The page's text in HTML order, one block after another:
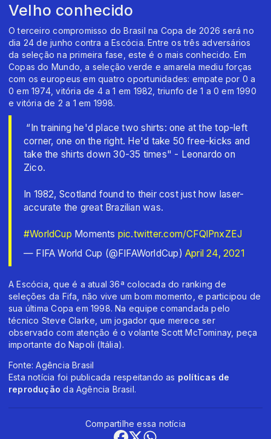
Velho conhecido
O terceiro compromisso do Brasil na Copa de 2026 será no
dia 24 de junho contra a Escócia. Entre os três adversários
da seleção na primeira fase, este é o mais conhecido. Em
Copas do Mundo, a seleção verde e amarela mediu forças
com os europeus em quatro oportunidades: empate por 0 a
0 em 1974, vitória de 4 a 1 em 1982, triunfo de 1 a 0 em 1990
e vitória de 2 a 1 em 1998.
️ “In training he'd place two shirts: one at the top-left
corner, one on the right. He'd take 50 free-kicks and
take the shirts down 30-35 times" - Leonardo on
Zico.
In 1982, Scotland found to their cost just how laser-
accurate the great Brazilian was.
#WorldCup Moments pic.twitter.com/CFQlPnxZEJ
— FIFA World Cup (@FIFAWorldCup) April 24, 2021
A Escócia, que é a atual 36ª colocada do ranking de
seleções da Fifa, não vive um bom momento, e participou de
sua última Copa em 1998. Na equipe comandada pelo
técnico Steve Clarke, um jogador que merece ser
observado com atenção é o volante Scott McTominay, peça
importante do Napoli (Itália).
Fonte: Agência Brasil
Esta notícia foi publicada respeitando as políticas de
reprodução da Agência Brasil.
Compartilhe essa notícia